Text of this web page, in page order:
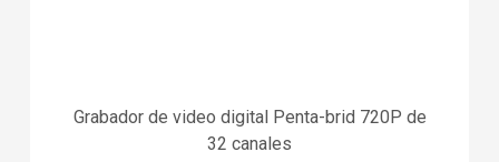
Grabador de video digital Penta-brid 720P de
32 canales